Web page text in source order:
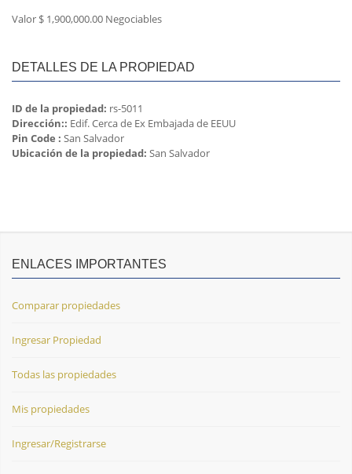
Valor $ 1,900,000.00 Negociables
DETALLES DE LA PROPIEDAD
ID de la propiedad: rs-5011
Dirección:: Edif. Cerca de Ex Embajada de EEUU
Pin Code : San Salvador
Ubicación de la propiedad: San Salvador
ENLACES IMPORTANTES
Comparar propiedades
Ingresar Propiedad
Todas las propiedades
Mis propiedades
Ingresar/Registrarse